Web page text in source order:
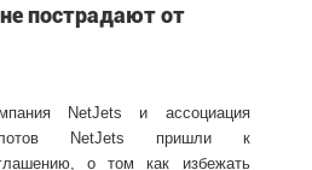
пострадают от
NetJets и ассоциация
NetJets пришли к
о том как избежать